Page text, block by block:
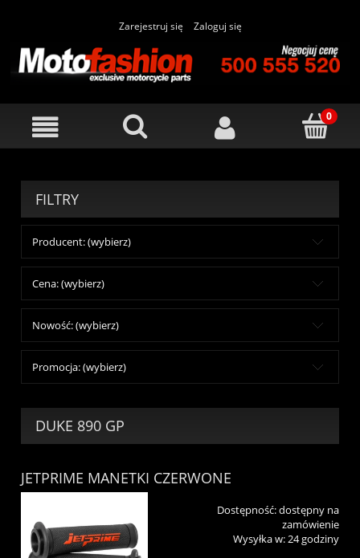
Zarejestruj się Zaloguj się
FILTRY
Producent: (wybierz)
Cena: (wybierz)
Nowość: (wybierz)
Promocja: (wybierz)
DUKE 890 GP
JETPRIME MANETKI CZERWONE
Dostępność:dostępny na
zamówienie
Wysyłka w:24 godziny